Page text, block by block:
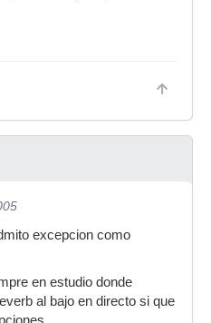
excepcion como
en estudio donde
al bajo en directo si que